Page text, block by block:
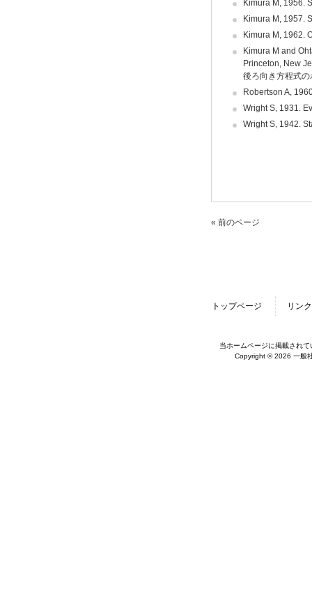
Kimura M, 1956.
Kimura M, 1957.
Kimura M, 1962.
Kimura M and
Princeton, New
後ろ向き方程式
Robertson A,
Wright S, 1931.
Wright S, 1942.
« 前のページ
トップページ リンク
当ホームページに掲載され
Copyright © 2026 一般